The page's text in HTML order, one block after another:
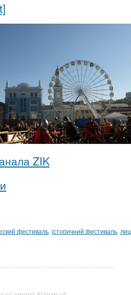
ZIK
фестиваль історичний фестиваль